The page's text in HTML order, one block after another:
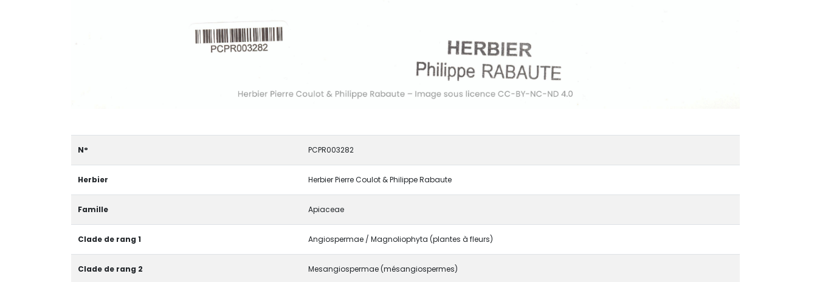
N° PCPR003282
Herbier Herbier Pierre Coulot & Philippe Rabaute
Famille Apiaceae
Clade de rang 1 Angiospermae / Magnoliophyta (plantes à fleurs)
Clade de rang 2 Mesangiospermae (mésangiospermes)